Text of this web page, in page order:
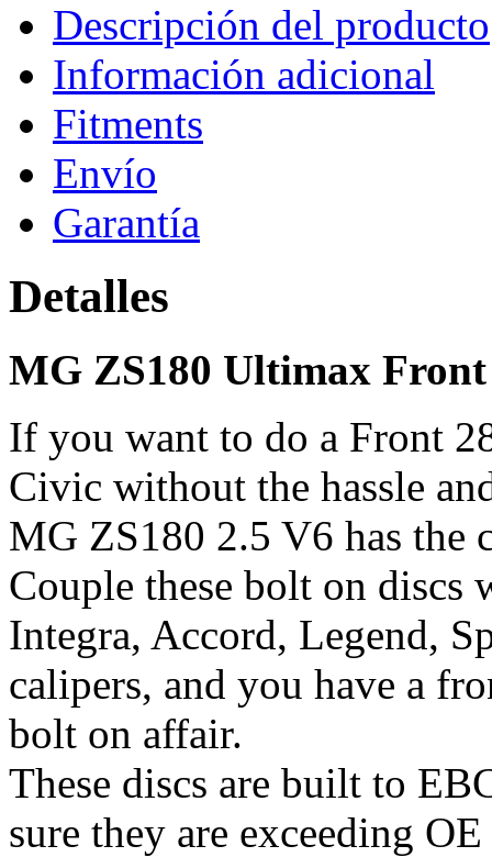
Descripción del producto
Información adicional
Fitments
Envío
Garantía
Detalles
MG ZS180 Ultimax Front
If you want to do a Front
Civic without the hassle
MG ZS180 2.5 V6 has the
Couple these bolt on discs
Integra, Accord, Legend,
calipers, and you have a
bolt on affair.
These discs are built to
sure they are exceeding